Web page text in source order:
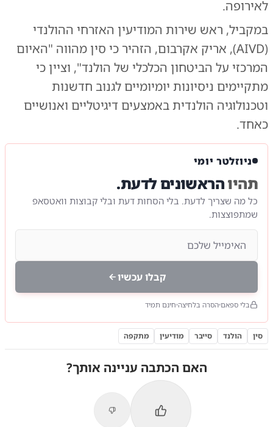
לאירופה.
במקביל, ראש שירות המודיעין האזרחי ההולנדי
(AIVD), אריק אקרבום, הזהיר כי סין מהווה "האיום
המרכזי על הביטחון הכלכלי של הולנד", וציין כי
מתקיימים ניסיונות יומיומיים לגנוב חדשנות
וטכנולוגיה הולנדית באמצעים דיגיטליים ואנושיים
כאחד.
ניוזלטר יומי
תהיוהראשונים לדעת.
כל מה שצריך לדעת. בלי הסחות דעת ובלי קבוצות וואטסאפ
שמתפוצצות.
קבלו עכשיו
בלי ספאם הסרה בלחיצה חינם תמיד
סין הולנד סייבר מודיעין מתקפה
האם הכתבה עניינה אותך?